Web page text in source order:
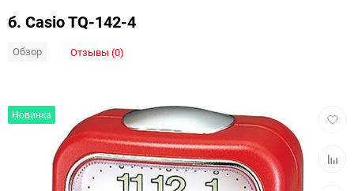
б. Casio TQ-142-4
Обзор Отзывы (0)
Новинка